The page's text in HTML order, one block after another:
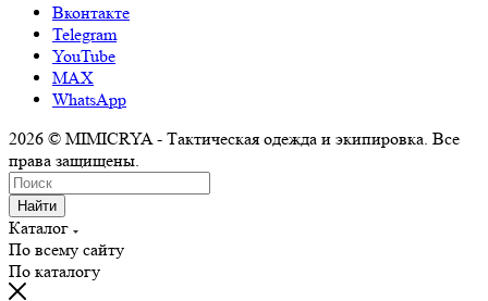
Вконтакте
Telegram
YouTube
MAX
WhatsApp
2026 © MIMICRYA - Тактическая одежда и экипировка. Все
права защищены.
Найти
Каталог
По всему сайту
По каталогу